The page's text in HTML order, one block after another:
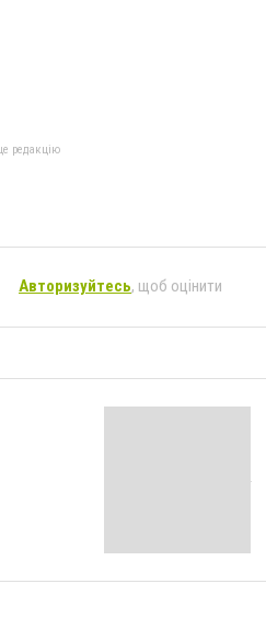
редакцію
Авторизуйтесь, щоб оцінити